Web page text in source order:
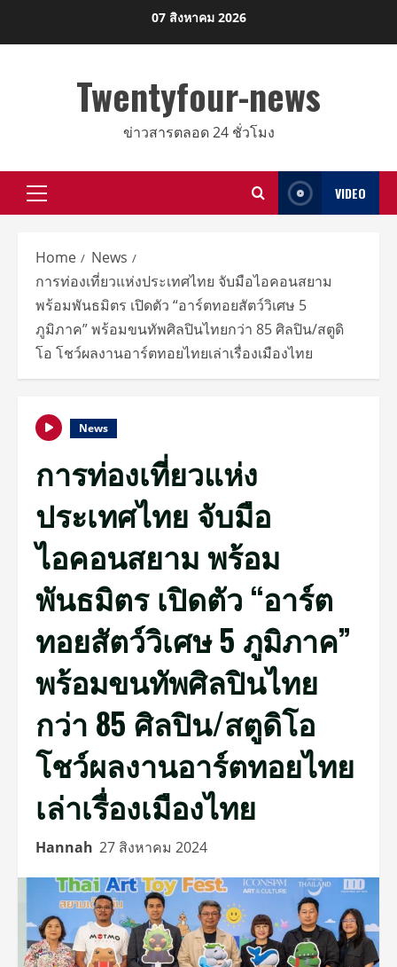
07 สิงหาคม 2026
Twentyfour-news
ข่าวสารตลอด 24 ชั่วโมง
Primary
VIDEO
Home
News
การท่องเที่ยวแห่งประเทศไทย จับมือไอคอนสยาม
พร้อมพันธมิตร เปิดตัว “อาร์ตทอยสัตว์วิเศษ 5
ภูมิภาค” พร้อมขนทัพศิลปินไทยกว่า 85 ศิลปิน/สตูดิ
โอ โชว์ผลงานอาร์ตทอยไทยเล่าเรื่องเมืองไทย
News
การท่องเที่ยวแห่ง
ประเทศไทย จับมือ
ไอคอนสยาม พร้อม
พันธมิตร เปิดตัว “อาร์ต
ทอยสัตว์วิเศษ 5 ภูมิภาค”
พร้อมขนทัพศิลปินไทย
กว่า 85 ศิลปิน/สตูดิโอ
โชว์ผลงานอาร์ตทอยไทย
เล่าเรื่องเมืองไทย
Hannah 27 สิงหาคม 2024